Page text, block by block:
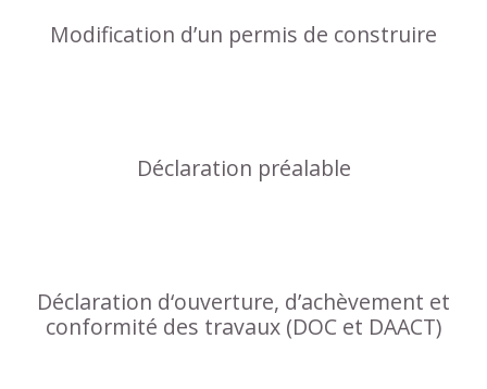
Modification d’un permis de construire
Déclaration préalable
Déclaration d‘ouverture, d’achèvement et
conformité des travaux (DOC et DAACT)